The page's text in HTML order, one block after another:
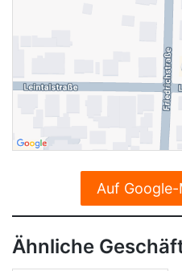
Auf
Ähnliche